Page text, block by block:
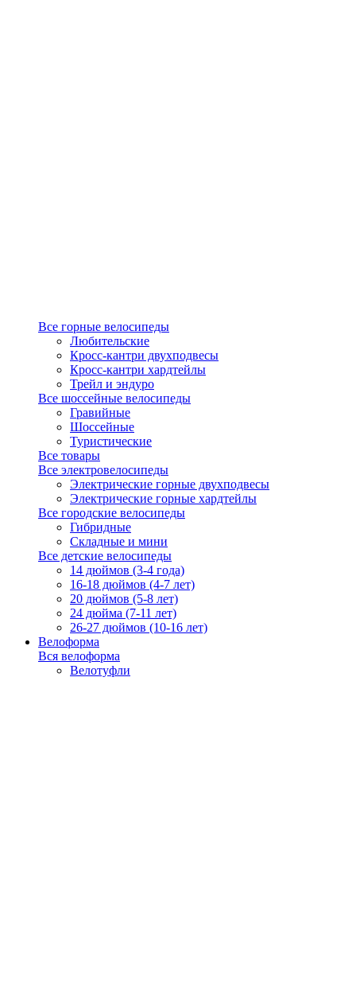
Все горные велосипеды
Любительские
Кросс-кантри двухподвесы
Кросс-кантри хардтейлы
Трейл и эндуро
Все шоссейные велосипеды
Гравийные
Шоссейные
Туристические
Все товары
Все электровелосипеды
Электрические горные двухподвесы
Электрические горные хардтейлы
Все городские велосипеды
Гибридные
Складные и мини
Все детские велосипеды
14 дюймов (3-4 года)
16-18 дюймов (4-7 лет)
20 дюймов (5-8 лет)
24 дюйма (7-11 лет)
26-27 дюймов (10-16 лет)
Велоформа
Вся велоформа
Велотуфли